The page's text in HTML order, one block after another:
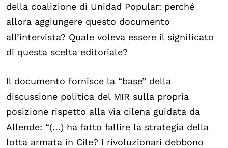
della coalizione di Unidad Popular: perché
allora aggiungere questo documento
all’intervista? Quale voleva essere il significato
di questa scelta editoriale?
Il documento fornisce la “base” della
discussione politica del MIR sulla propria
posizione rispetto alla via cilena guidata da
Allende: “(…) ha fatto fallire la strategia della
lotta armata in Cile? I rivoluzionari debbono